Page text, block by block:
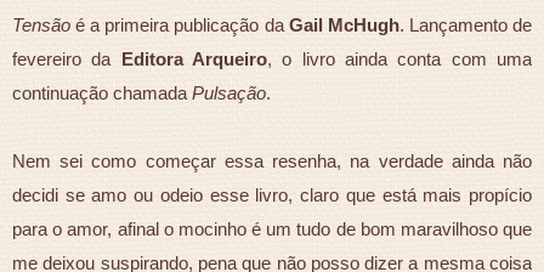
Tensão é a primeira publicação da Gail McHugh. Lançamento de
fevereiro da Editora Arqueiro, o livro ainda conta com uma
continuação chamada Pulsação.
Nem sei como começar essa resenha, na verdade ainda não
decidi se amo ou odeio esse livro, claro que está mais propício
para o amor, afinal o mocinho é um tudo de bom maravilhoso que
me deixou suspirando, pena que não posso dizer a mesma coisa